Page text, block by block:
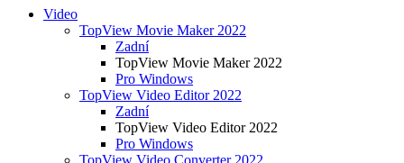
Video
TopView Movie Maker 2022
Zadní
TopView Movie Maker 2022
Pro Windows
TopView Video Editor 2022
Zadní
TopView Video Editor 2022
Pro Windows
TopView Video Converter 2022